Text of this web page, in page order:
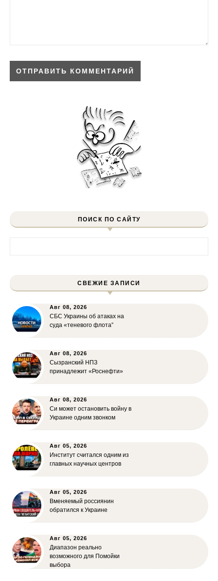
ПОИСК ПО САЙТУ
СВЕЖИЕ ЗАПИСИ
Авг 08, 2026
СБС Украины об атаках на
суда «теневого флота”
Авг 08, 2026
Сызранский НПЗ
принадлежит «Роснефти»
Авг 08, 2026
Си может остановить войну в
Украине одним звонком
Авг 05, 2026
Институт считался одним из
главных научных центров
Авг 05, 2026
Вменяемый россиянин
обратился к Украине
Авг 05, 2026
Диапазон реально
возможного для Помойки
выбора